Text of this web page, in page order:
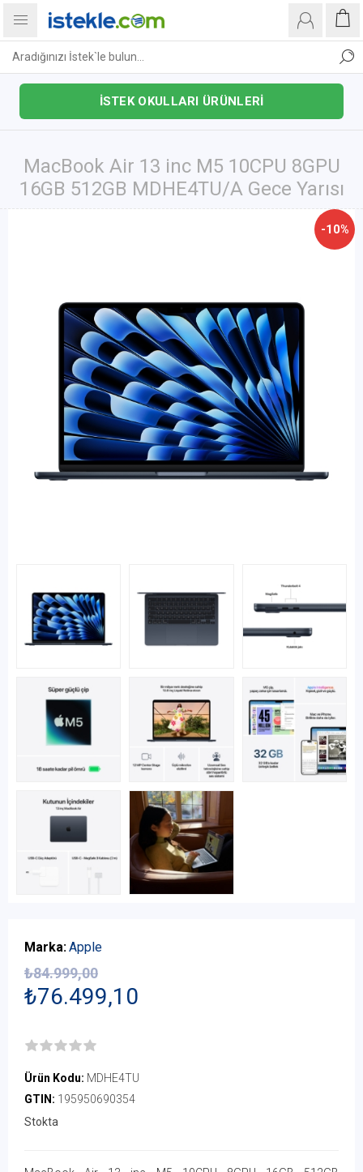
İSTEK OKULLARI ÜRÜNLERİ
MacBook Air 13 inc M5 10CPU 8GPU
16GB 512GB MDHE4TU/A Gece Yarısı
-10%
Marka:Apple
₺76.499,10
₺84.999,00
Ürün Kodu: MDHE4TU
GTIN: 195950690354
Stokta